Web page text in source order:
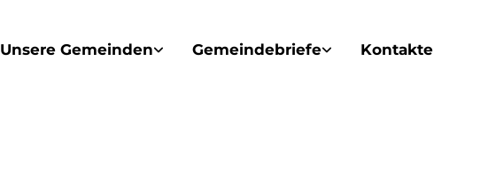
Unsere Gemeinden Gemeindebriefe Kontakte